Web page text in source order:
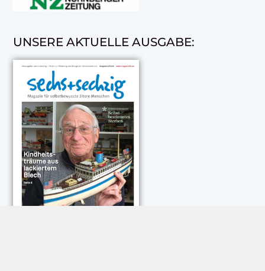
UNSERE AKTUELLE AUSGABE: